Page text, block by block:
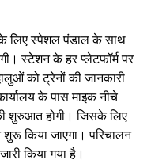
लिए स्पेशल पंडाल के साथ
स्टेशन के हर प्लेटफॉर्म पर
को ट्रेनों की जानकारी
के पास माइक नीचे
शुरुआत होगी। जिसके लिए
शुरू किया जाएगा। परिचालन
किया गया है।